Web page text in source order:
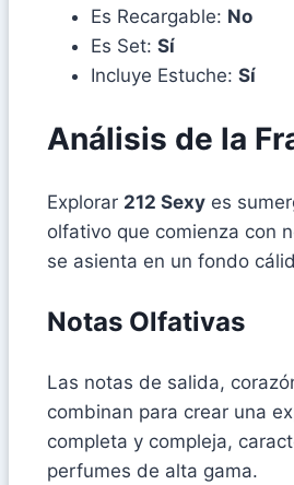
Es Recargable: No
Es Set: Sí
Incluye Estuche: Sí
Análisis de la
Explorar 212 Sexy es
olfativo que comienza con
se asienta en un fondo
Notas Olfativas
Las notas de salida,
combinan para crear una
completa y compleja,
perfumes de alta gama.